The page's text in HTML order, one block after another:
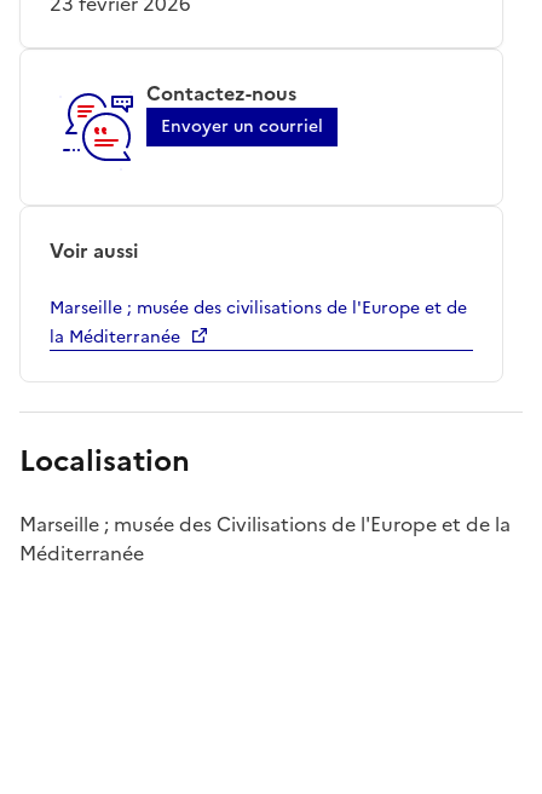
Contactez-nous
Envoyer un courriel
Voir aussi
Marseille ; musée des civilisations de l'Europe et de
la Méditerranée
Localisation
Marseille ; musée des Civilisations de l'Europe et de la
Méditerranée